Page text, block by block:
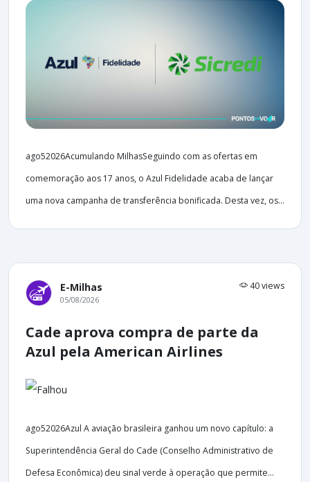
ago52026Acumulando MilhasSeguindo com as ofertas em
comemoração aos 17 anos, o Azul Fidelidade acaba de lançar
uma nova campanha de transferência bonificada. Desta vez, os...
E-Milhas 40 views
05/08/2026
Cade aprova compra de parte da
Azul pela American Airlines
ago52026Azul A aviação brasileira ganhou um novo capítulo: a
Superintendência Geral do Cade (Conselho Administrativo de
Defesa Econômica) deu sinal verde à operação que permite...